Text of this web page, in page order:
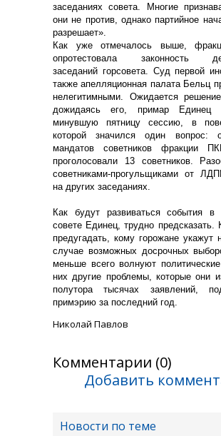
заседаниях совета. Многие
они не против, однако партийное
разрешает».
Как уже отмечалось выше,
опротестовала законность
заседаний горсовета. Суд первой
также апелляционная палата Бельц
нелегитимными. Ожидается
дожидаясь его, примар Единец
минувшую пятницу сессию, в
которой значился один вопрос:
мандатов советников фракции
проголосовали 13 советников.
советниками-прогульщиками от
на других заседаниях.
Как будут развиваться события в
совете Единец, трудно предсказать.
предугадать, кому горожане укажут
случае возможных досрочных
меньше всего волнуют
них другие проблемы, которые они
полутора тысячах заявлений,
примэрию за последний год.
Николай Павлов
Комментарии (0)
Добавить
Новости по теме